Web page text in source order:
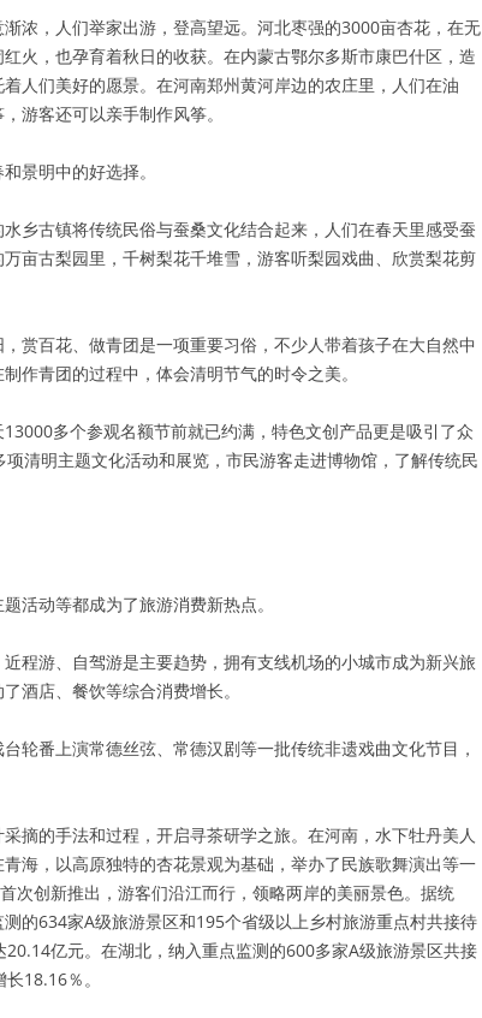
浓，人们举家出游，登高望远。河北枣强的3000亩杏花，在无
火，也孕育着秋日的收获。在内蒙古鄂尔多斯市康巴什区，造
人们美好的愿景。在河南郑州黄河岸边的农庄里，人们在油
游客还可以亲手制作风筝。
景明中的好选择。
乡古镇将传统民俗与蚕桑文化结合起来，人们在春天里感受蚕
亩古梨园里，千树梨花千堆雪，游客听梨园戏曲、欣赏梨花剪
赏百花、做青团是一项重要习俗，不少人带着孩子在大自然中
作青团的过程中，体会清明节气的时令之美。
多个参观名额节前就已约满，特色文创产品更是吸引了众
清明主题文化活动和展览，市民游客走进博物馆，了解传统民
活动等都成为了旅游消费新热点。
程游、自驾游是主要趋势，拥有支线机场的小城市成为新兴旅
酒店、餐饮等综合消费增长。
轮番上演常德丝弦、常德汉剧等一批传统非遗戏曲文化节目，
摘的手法和过程，开启寻茶研学之旅。在河南，水下牡丹美人
海，以高原独特的杏花景观为基础，举办了民族歌舞演出等一
次创新推出，游客们沿江而行，领略两岸的美丽景色。据统
的634家A级旅游景区和195个省级以上乡村旅游重点村共接待
亿元。在湖北，纳入重点监测的600多家A级旅游景区共接
18.16％。